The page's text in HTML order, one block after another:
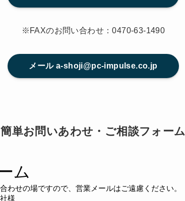
※FAXのお問い合わせ：0470-63-1490
メール a-shoji@pc-impulse.co.jp
簡単お問いあわせ・ご相談フォーム